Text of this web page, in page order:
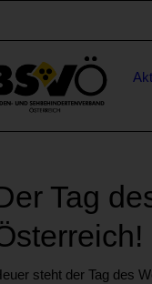
Tag
steht der Tag des